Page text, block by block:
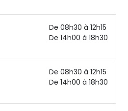
De 08h30 à 12h15
De 14h00 à 18h30
De 08h30 à 12h15
De 14h00 à 18h30